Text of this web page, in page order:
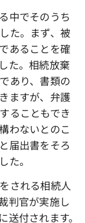
中でそのうち
た。まず、被
あることを確
た。相続放棄
あり、書類の
ますが、弁護
ることもでき
わないとのこ
届出書をそろ
た。
される相続人
判官が実施し
付されます。